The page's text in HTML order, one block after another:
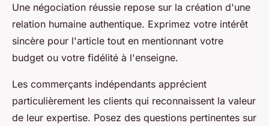
Une négociation réussie repose sur la création d'une
relation humaine authentique. Exprimez votre intérêt
sincère pour l'article tout en mentionnant votre
budget ou votre fidélité à l'enseigne.
Les commerçants indépendants apprécient
particulièrement les clients qui reconnaissent la valeur
de leur expertise. Posez des questions pertinentes sur